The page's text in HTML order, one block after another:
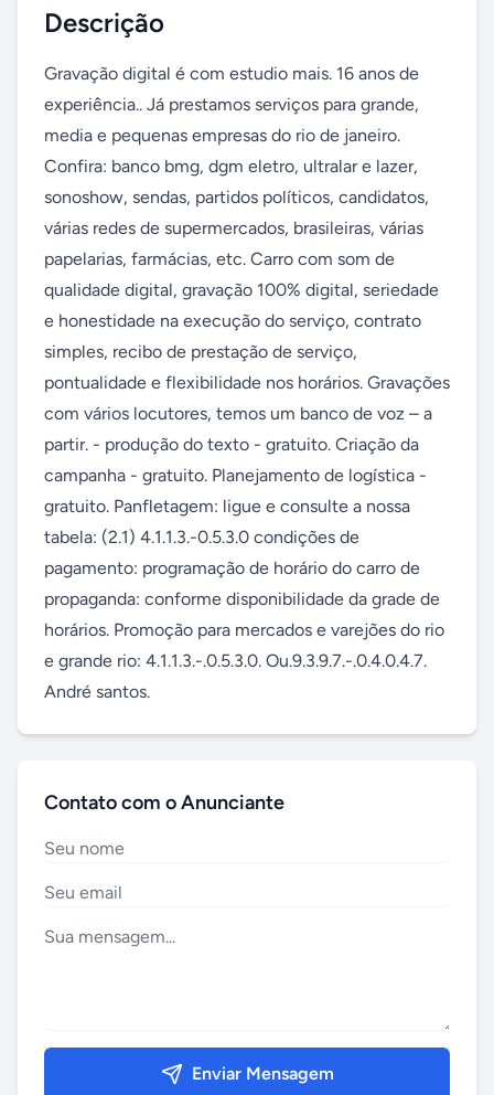
Descrição
Gravação digital é com estudio mais. 16 anos de
experiência.. Já prestamos serviços para grande,
media e pequenas empresas do rio de janeiro.
Confira: banco bmg, dgm eletro, ultralar e lazer,
sonoshow, sendas, partidos políticos, candidatos,
várias redes de supermercados, brasileiras, várias
papelarias, farmácias, etc. Carro com som de
qualidade digital, gravação 100% digital, seriedade
e honestidade na execução do serviço, contrato
simples, recibo de prestação de serviço,
pontualidade e flexibilidade nos horários. Gravações
com vários locutores, temos um banco de voz – a
partir. - produção do texto - gratuito. Criação da
campanha - gratuito. Planejamento de logística -
gratuito. Panfletagem: ligue e consulte a nossa
tabela: (2.1) 4.1.1.3.-0.5.3.0 condições de
pagamento: programação de horário do carro de
propaganda: conforme disponibilidade da grade de
horários. Promoção para mercados e varejões do rio
e grande rio: 4.1.1.3.-.0.5.3.0. Ou.9.3.9.7.-.0.4.0.4.7.
André santos.
Contato com o Anunciante
Enviar Mensagem